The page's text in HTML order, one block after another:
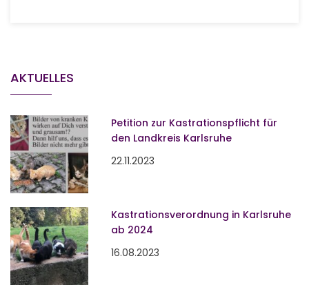
AKTUELLES
Petition zur Kastrationspflicht für
den Landkreis Karlsruhe
22.11.2023
Kastrationsverordnung in Karlsruhe
ab 2024
16.08.2023